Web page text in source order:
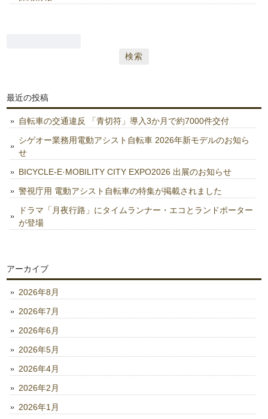
索:
最近の投稿
自転車の交通違反 「青切符」導入3か月で約7000件交付
シゲオー業務用電動アシスト自転車 2026年新モデルのお知ら
せ
BICYCLE-E·MOBILITY CITY EXPO2026 出展のお知らせ
警視庁用 電動アシスト自転車の特集が掲載されました
ドラマ「月夜行路」にタイムランナー・エコとランドポーター
が登場
アーカイブ
2026年8月
2026年7月
2026年6月
2026年5月
2026年4月
2026年2月
2026年1月